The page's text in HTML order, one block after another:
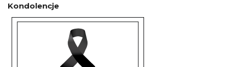
Kondolencje